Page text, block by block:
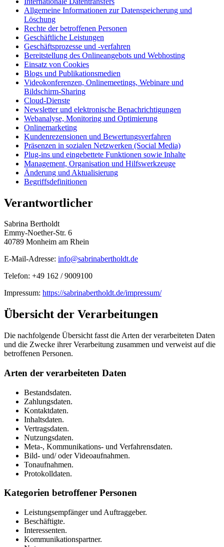
Allgemeine Informationen zur Datenspeicherung und
Löschung
Rechte der betroffenen Personen
Geschäftliche Leistungen
Geschäftsprozesse und -verfahren
Bereitstellung des Onlineangebots und Webhosting
Einsatz von Cookies
Blogs und Publikationsmedien
Videokonferenzen, Onlinemeetings, Webinare und
Bildschirm-Sharing
Cloud-Dienste
Newsletter und elektronische Benachrichtigungen
Webanalyse, Monitoring und Optimierung
Onlinemarketing
Kundenrezensionen und Bewertungsverfahren
Präsenzen in sozialen Netzwerken (Social Media)
Plug-ins und eingebettete Funktionen sowie Inhalte
Management, Organisation und Hilfswerkzeuge
Änderung und Aktualisierung
Begriffsdefinitionen
Verantwortlicher
Sabrina Bertholdt
Emmy-Noether-Str. 6
40789 Monheim am Rhein
E-Mail-Adresse: info@sabrinabertholdt.de
Telefon: +49 162 / 9009100
Impressum: https://sabrinabertholdt.de/impressum/
Übersicht der Verarbeitungen
Die nachfolgende Übersicht fasst die Arten der verarbeiteten Daten
und die Zwecke ihrer Verarbeitung zusammen und verweist auf die
betroffenen Personen.
Arten der verarbeiteten Daten
Bestandsdaten.
Zahlungsdaten.
Kontaktdaten.
Inhaltsdaten.
Vertragsdaten.
Nutzungsdaten.
Meta-, Kommunikations- und Verfahrensdaten.
Bild- und/ oder Videoaufnahmen.
Tonaufnahmen.
Protokolldaten.
Kategorien betroffener Personen
Leistungsempfänger und Auftraggeber.
Beschäftigte.
Interessenten.
Kommunikationspartner.